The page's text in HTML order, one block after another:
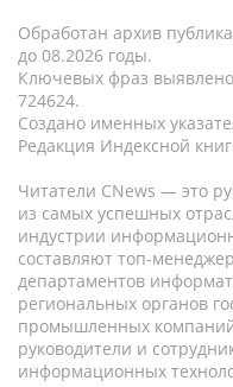
Обработан архив
до 08.2026 годы.
Ключевых фраз
724624.
Создано именных
Редакция Индексной
Читатели CNews — это
из самых успешных
индустрии
составляют топ-
департаментов
региональных органов
промышленных
руководители и
информационных